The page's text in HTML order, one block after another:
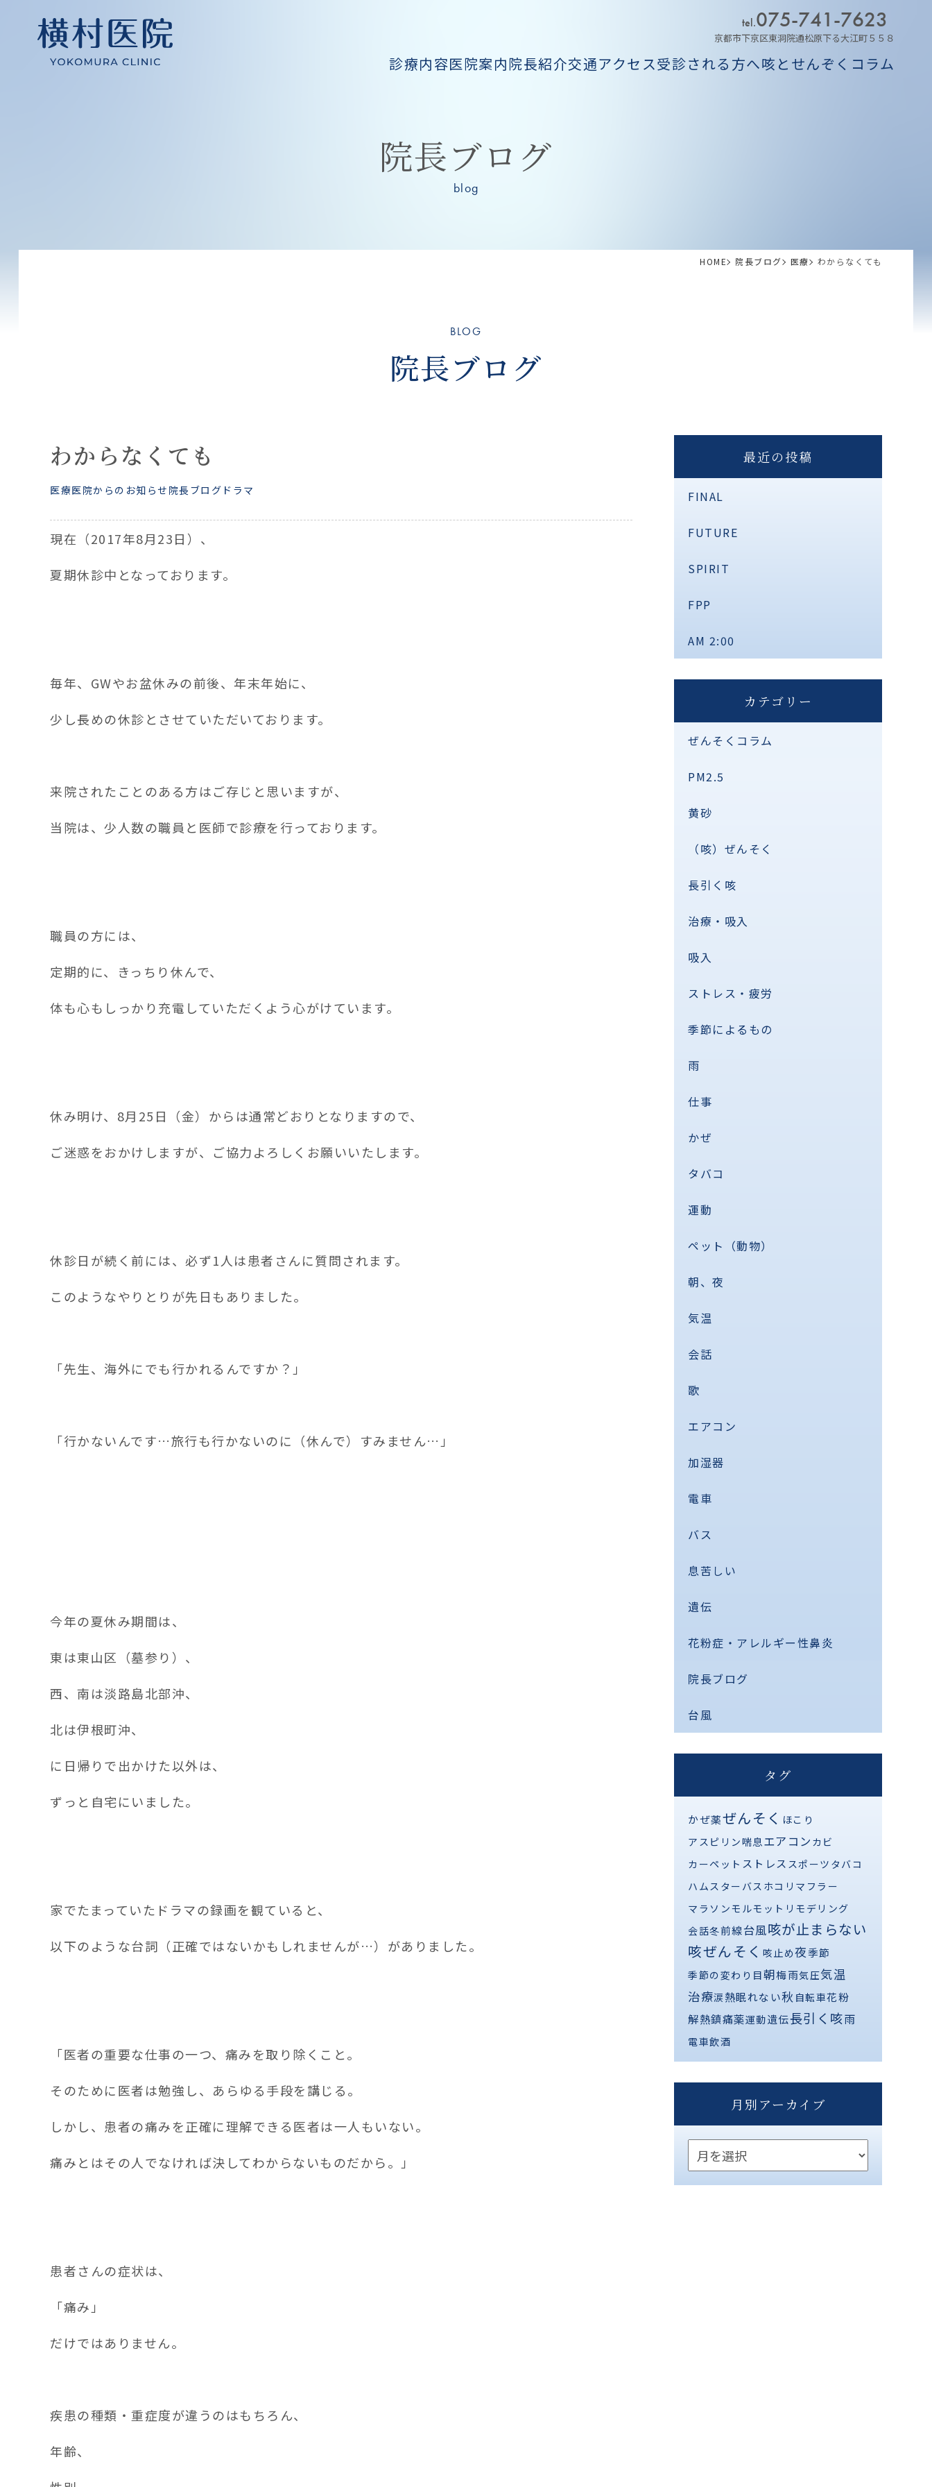
tel.075-741-7623
京都市下京区東洞院通松原下る大江町５５８
診療内容医院案内院長紹介交通アクセス受診される方へ咳とせんぞくコラム
院長ブログ
blog
HOME 院長ブログ 医療 わからなくても
BLOG
院長ブログ
わからなくても
医療医院からのお知らせ 院長ブログ ドラマ
現在（2017年8月23日）、
夏期休診中となっております。
毎年、GWやお盆休みの前後、年末年始に、
少し長めの休診とさせていただいております。
来院されたことのある方はご存じと思いますが、
当院は、少人数の職員と医師で診療を行っております。
職員の方には、
定期的に、きっちり休んで、
体も心もしっかり充電していただくよう心がけています。
休み明け、8月25日（金）からは通常どおりとなりますので、
ご迷惑をおかけしますが、ご協力よろしくお願いいたします。
休診日が続く前には、必ず1人は患者さんに質問されます。
このようなやりとりが先日もありました。
「先生、海外にでも行かれるんですか？」
「行かないんです…旅行も行かないのに（休んで）すみません…」
今年の夏休み期間は、
東は東山区（墓参り）、
西、南は淡路島北部沖、
北は伊根町沖、
に日帰りで出かけた以外は、
ずっと自宅にいました。
家でたまっていたドラマの録画を観ていると、
以下のような台詞（正確ではないかもしれませんが…）がありました。
「医者の重要な仕事の一つ、痛みを取り除くこと。
そのために医者は勉強し、あらゆる手段を講じる。
しかし、患者の痛みを正確に理解できる医者は一人もいない。
痛みとはその人でなければ決してわからないものだから。」
患者さんの症状は、
「痛み」
だけではありません。
疾患の種類・重症度が違うのはもちろん、
年齢、
最近の投稿
FINAL
FUTURE
SPIRIT
FPP
AM 2:00
カテゴリー
ぜんそくコラム
PM2.5
黄砂
（咳）ぜんそく
長引く咳
治療・吸入
吸入
ストレス・疲労
季節によるもの
雨
仕事
かぜ
タバコ
運動
ペット（動物）
朝、夜
気温
会話
歌
エアコン
加湿器
電車
バス
息苦しい
遺伝
花粉症・アレルギー性鼻炎
院長ブログ
台風
タグ
かぜ薬ぜんそく ほこり
アスピリン喘息エアコン カビ
カーペット ストレス スポーツ タバコ
ハムスター バス ホコリ マフラー
マラソンモルモット リモデリング
会話冬前線台風咳が止まらない
咳ぜんそく 咳止め夜季節
季節の変わり目朝梅雨気圧気温
治療涙 熱眠れない秋 自転車花粉
解熱鎮痛薬運動遺伝長引く咳雨
電車飲酒
月別アーカイブ